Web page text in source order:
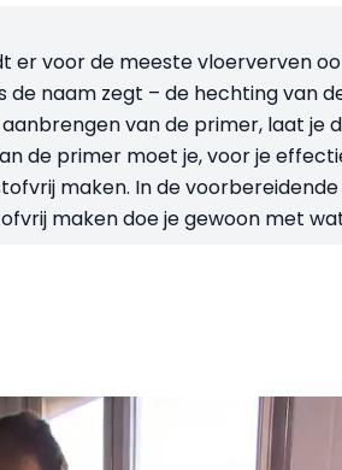
er voor de meeste vloerverven
naam zegt – de hechting van
van de primer, laat je
de primer moet je, voor je
maken. In de
maken doe je gewoon met